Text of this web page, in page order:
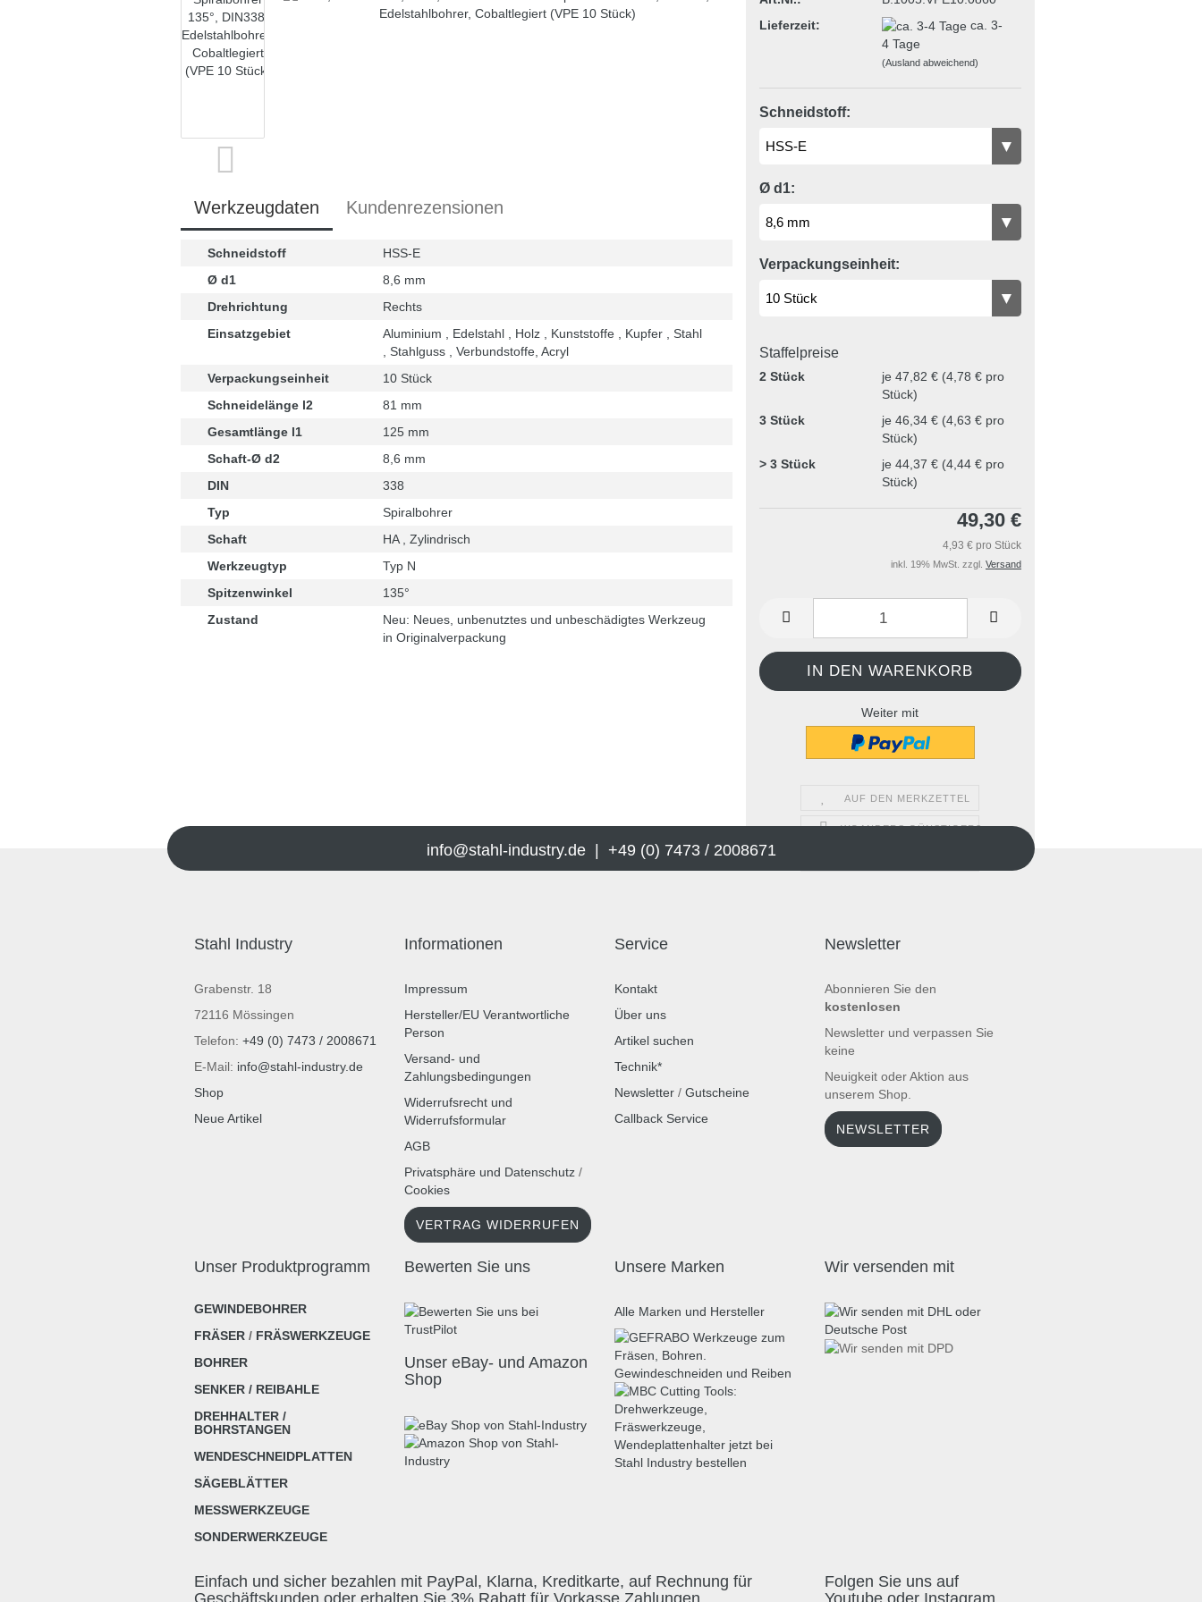
Lieferzeit:
ca. 3-
4 Tage
(Ausland abweichend)
Schneidstoff:
Ø d1:
Verpackungseinheit:
Staffelpreise
2 Stück
je 47,82 € (4,78 € pro
Stück)
3 Stück
je 46,34 € (4,63 € pro
Stück)
> 3 Stück
je 44,37 € (4,44 € pro
Stück)
49,30 €
4,93 € pro Stück
inkl. 19% MwSt. zzgl. Versand
Weiter mit
AUF DEN MERKZETTEL
WOANDERS GÜNSTIGER?
Werkzeugdaten Kundenrezensionen
Schneidstoff
HSS-E
Ø d1
8,6 mm
Drehrichtung
Rechts
Einsatzgebiet
Aluminium , Edelstahl , Holz , Kunststoffe , Kupfer , Stahl
, Stahlguss , Verbundstoffe, Acryl
Verpackungseinheit
10 Stück
Schneidelänge l2
81 mm
Gesamtlänge l1
125 mm
Schaft-Ø d2
8,6 mm
DIN
338
Typ
Spiralbohrer
Schaft
HA , Zylindrisch
Werkzeugtyp
Typ N
Spitzenwinkel
135°
Zustand
Neu: Neues, unbenutztes und unbeschädigtes Werkzeug
in Originalverpackung
info@stahl-industry.de | +49 (0) 7473 / 2008671
Stahl Industry
Grabenstr. 18
72116 Mössingen
Telefon: +49 (0) 7473 / 2008671
E-Mail: info@stahl-industry.de
Shop
Neue Artikel
Informationen
Impressum
Hersteller/EU Verantwortliche
Person
Versand- und
Zahlungsbedingungen
Widerrufsrecht und
Widerrufsformular
AGB
Privatsphäre und Datenschutz /
Cookies
VERTRAG WIDERRUFEN
Service
Kontakt
Über uns
Artikel suchen
Technik*
Newsletter / Gutscheine
Callback Service
Newsletter
Abonnieren Sie den
kostenlosen
Newsletter und verpassen Sie
keine
Neuigkeit oder Aktion aus
unserem Shop.
NEWSLETTER
Unser Produktprogramm
GEWINDEBOHRER
FRÄSER / FRÄSWERKZEUGE
BOHRER
SENKER / REIBAHLE
DREHHALTER /
BOHRSTANGEN
WENDESCHNEIDPLATTEN
SÄGEBLÄTTER
MESSWERKZEUGE
SONDERWERKZEUGE
Bewerten Sie uns
Unser eBay- und Amazon
Shop
Unsere Marken
Alle Marken und Hersteller
Wir versenden mit
Einfach und sicher bezahlen mit PayPal, Klarna, Kreditkarte, auf Rechnung für
Geschäftskunden oder erhalten Sie 3% Rabatt für Vorkasse Zahlungen
Folgen Sie uns auf
Youtube oder Instagram